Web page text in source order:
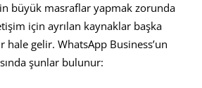
büyük masraflar yapmak zorunda
için ayrılan kaynaklar başka
hale gelir. WhatsApp Business’un
şunlar bulunur: